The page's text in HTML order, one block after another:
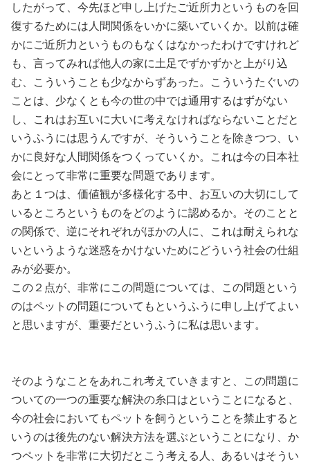
したがって、今先ほど申し上げたご近所力というものを回
復するためには人間関係をいかに築いていくか。以前は確
かにご近所力というものもなくはなかったわけですけれど
も、言ってみれば他人の家に土足でずかずかと上がり込
む、こういうことも少なからずあった。こういうたぐいの
ことは、少なくとも今の世の中では通用するはずがない
し、これはお互いに大いに考えなければならないことだと
いうふうには思うんですが、そういうことを除きつつ、い
かに良好な人間関係をつくっていくか。これは今の日本社
会にとって非常に重要な問題であります。
あと１つは、価値観が多様化する中、お互いの大切にして
いるところというものをどのように認めるか。そのことと
の関係で、逆にそれぞれがほかの人に、これは耐えられな
いというような迷惑をかけないためにどういう社会の仕組
みが必要か。
この２点が、非常にこの問題については、この問題という
のはペットの問題についてもというふうに申し上げてよい
と思いますが、重要だというふうに私は思います。
そのようなことをあれこれ考えていきますと、この問題に
ついての一つの重要な解決の糸口はということになると、
今の社会においてもペットを飼うということを禁止すると
いうのは後先のない解決方法を選ぶということになり、か
つペットを非常に大切だとこう考える人、あるいはそうい